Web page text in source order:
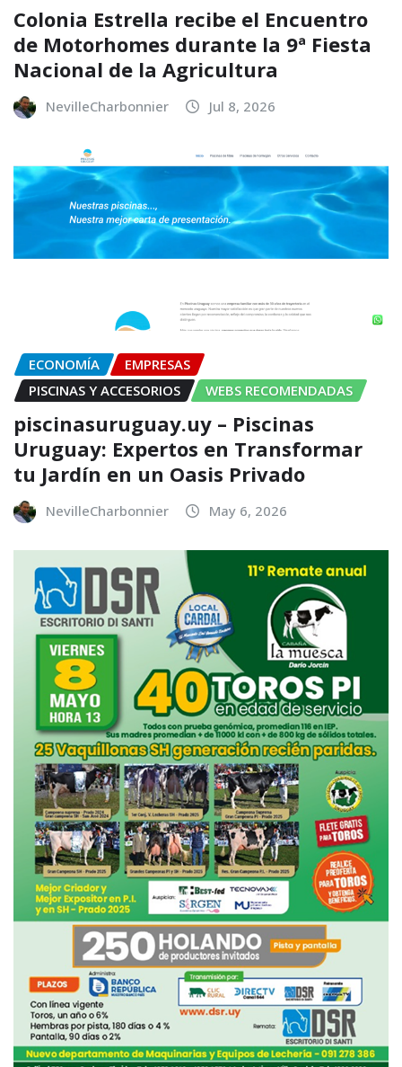
Colonia Estrella recibe el Encuentro
de Motorhomes durante la 9ª Fiesta
Nacional de la Agricultura
NevilleCharbonnier Jul 8, 2026
ECONOMÍA
EMPRESAS
PISCINAS Y ACCESORIOS
WEBS RECOMENDADAS
piscinasuruguay.uy – Piscinas
Uruguay: Expertos en Transformar
tu Jardín en un Oasis Privado
NevilleCharbonnier May 6, 2026